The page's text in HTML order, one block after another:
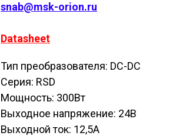
snab@msk-orion.ru
Datasheet
Тип преобразователя: DC-DC
Серия: RSD
Мощность: 300Вт
Выходное напряжение: 24В
Выходной ток: 12,5А